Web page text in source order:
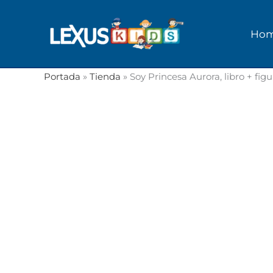
Portada » Tienda » Soy Princesa Aurora, libro +